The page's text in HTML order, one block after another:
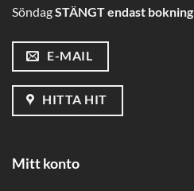
SöndagSTÄNGT endast bokning
E-MAIL
HITTA HIT
Mitt konto